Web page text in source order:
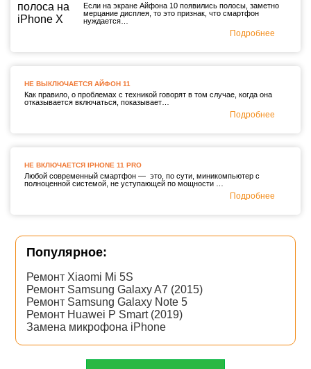
Если на экране Айфона 10 появились полосы, заметно
мерцание дисплея, то это признак, что смартфон
нуждается…
Подробнее
НЕ ВЫКЛЮЧАЕТСЯ АЙФОН 11
Как правило, о проблемах с техникой говорят в том случае, когда она
отказывается включаться, показывает…
Подробнее
НЕ ВКЛЮЧАЕТСЯ IPHONE 11 PRO
Любой современный смартфон — это, по сути, миникомпьютер с
полноценной системой, не уступающей по мощности …
Подробнее
Популярное:
Ремонт Xiaomi Mi 5S
Ремонт Samsung Galaxy A7 (2015)
Ремонт Samsung Galaxy Note 5
Ремонт Huawei P Smart (2019)
Замена микрофона iPhone